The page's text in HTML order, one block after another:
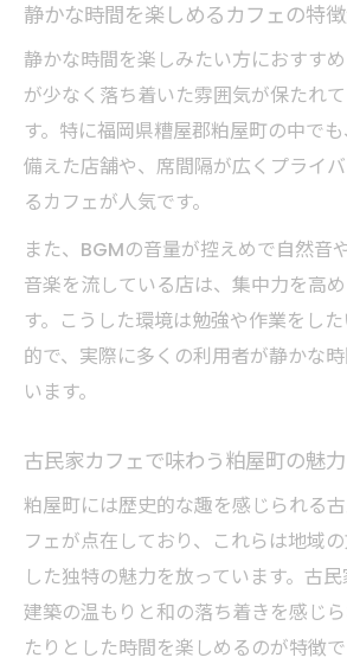
新規オープンのカフェで感
カフェから見る粕屋町の地
隠れ家カフェ巡りで得る新
カフェ巡りを通じた地元活
静かな時間を楽しめるカフェの特
静かな時間を楽しみたい方におすす
が少なく落ち着いた雰囲気が保たれ
す。特に福岡県糟屋郡粕屋町の中で
備えた店舗や、席間隔が広くプライ
るカフェが人気です。
また、BGMの音量が控えめで自然音
音楽を流している店は、集中力を高
す。こうした環境は勉強や作業をし
的で、実際に多くの利用者が静かな
います。
古民家カフェで味わう粕屋町の魅力
粕屋町には歴史的な趣を感じられる
フェが点在しており、これらは地域
した独特の魅力を放っています。古
建築の温もりと和の落ち着きを感じ
たりとした時間を楽しめるのが特徴で